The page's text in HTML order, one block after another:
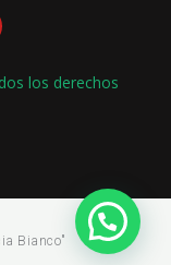
los derechos
Bianco"